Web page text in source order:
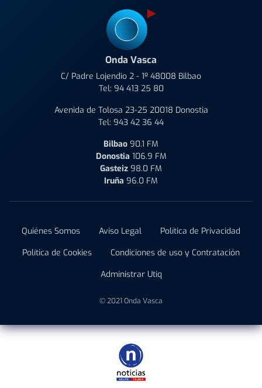
Onda Vasca
C/ Padre Lojendio 2 - 1º 48008 Bilbao
Tel: 94 413 25 80
Avenida de Tolosa 23-25 20018 Donostia
Tel: 943 42 36 44
Bilbao 90.1 FM
Donostia 106.9 FM
Gasteiz 98.0 FM
Iruña 96.0 FM
Quiénes Somos Aviso Legal
Política de Privacidad
Política de Cookies
Condiciones de uso y Contratación
Administrar Utiq
© 2021 Onda Vasca